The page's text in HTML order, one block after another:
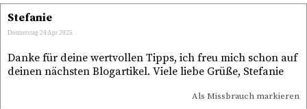
Stefanie
Donnerstag 24 Apr 2025
Danke für deine wertvollen Tipps, ich freu mich schon auf
deinen nächsten Blogartikel. Viele liebe Grüße, Stefanie
Als Missbrauch markieren